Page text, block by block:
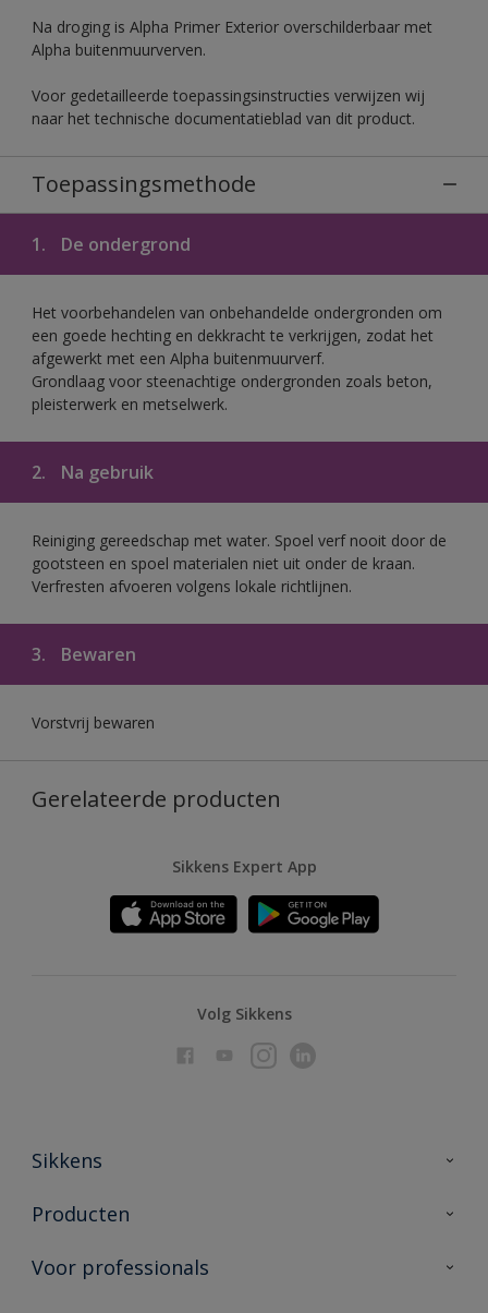
Na droging is Alpha Primer Exterior overschilderbaar met
Alpha buitenmuurverven.
Voor gedetailleerde toepassingsinstructies verwijzen wij
naar het technische documentatieblad van dit product.
Toepassingsmethode
1. De ondergrond
Het voorbehandelen van onbehandelde ondergronden om
een goede hechting en dekkracht te verkrijgen, zodat het
afgewerkt met een Alpha buitenmuurverf.
Grondlaag voor steenachtige ondergronden zoals beton,
pleisterwerk en metselwerk.
2. Na gebruik
Reiniging gereedschap met water. Spoel verf nooit door de
gootsteen en spoel materialen niet uit onder de kraan.
Verfresten afvoeren volgens lokale richtlijnen.
3. Bewaren
Vorstvrij bewaren
Gerelateerde producten
Sikkens Expert App
Volg Sikkens
Sikkens
Over Sikkens
Duurzaamheid
Producten
Producten voor binnen
Voor professionals